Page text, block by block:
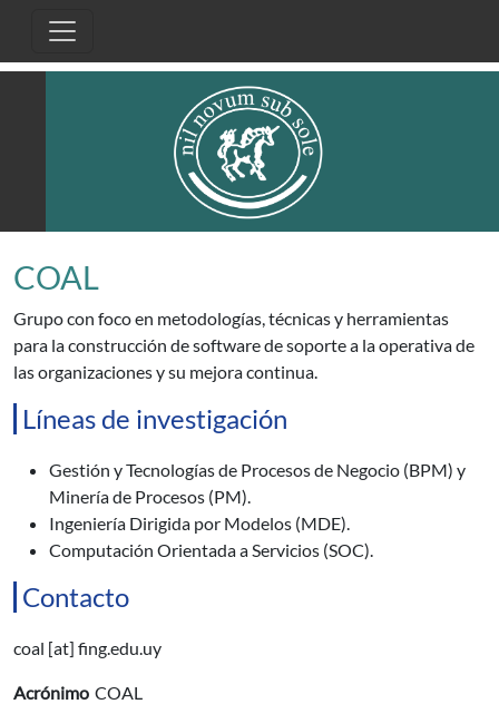
COAL
Grupo con foco en metodologías, técnicas y herramientas
para la construcción de software de soporte a la operativa de
las organizaciones y su mejora continua.
Líneas de investigación
Gestión y Tecnologías de Procesos de Negocio (BPM) y
Minería de Procesos (PM).
Ingeniería Dirigida por Modelos (MDE).
Computación Orientada a Servicios (SOC).
Contacto
coal [at] fing.edu.uy
Acrónimo COAL